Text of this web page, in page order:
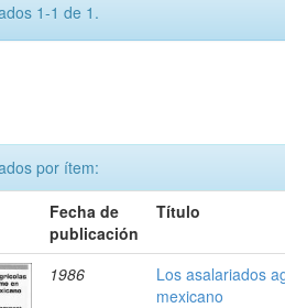
1-1 de 1.
por ítem:
Fecha de
publicación
Título
1986
Los asalariados
mexicano